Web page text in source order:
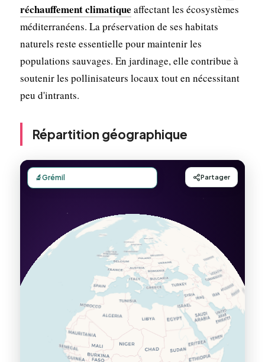
réchauffement climatique affectant les écosystèmes
méditerranéens. La préservation de ses habitats
naturels reste essentielle pour maintenir les
populations sauvages. En jardinage, elle contribue à
soutenir les pollinisateurs locaux tout en nécessitant
peu d'intrants.
Répartition géographique